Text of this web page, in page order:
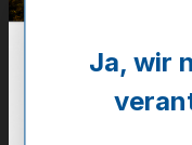
Noch kein Kunde?
auswählen
dunkelgrau
Ja, wir